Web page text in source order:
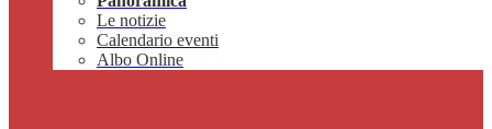
Le notizie
Calendario eventi
Albo Online